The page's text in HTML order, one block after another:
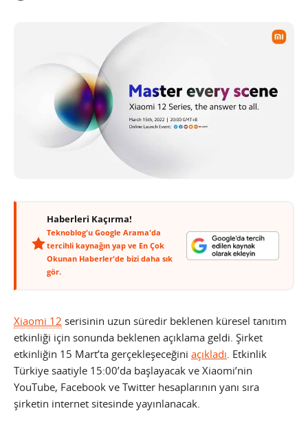
Haberleri Kaçırma!
Teknoblog'u Google Arama'da
tercihli kaynağın yap ve En Çok
Okunan Haberler'de bizi daha sık
gör.
Xiaomi 12 serisinin uzun süredir beklenen küresel tanıtım
etkinliği için sonunda beklenen açıklama geldi. Şirket
etkinliğin 15 Mart’ta gerçekleşeceğini açıkladı. Etkinlik
Türkiye saatiyle 15:00’da başlayacak ve Xiaomi’nin
YouTube, Facebook ve Twitter hesaplarının yanı sıra
şirketin internet sitesinde yayınlanacak.